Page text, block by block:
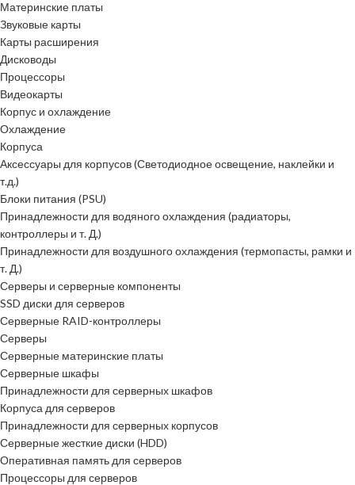
Материнские платы
Звуковые карты
Карты расширения
Дисководы
Процессоры
Видеокарты
Корпус и охлаждение
Охлаждение
Корпуса
Аксессуары для корпусов (Светодиодное освещение, наклейки и
т.д.)
Блоки питания (PSU)
Принадлежности для водяного охлаждения (радиаторы,
контроллеры и т. Д.)
Принадлежности для воздушного охлаждения (термопасты, рамки и
т. Д.)
Серверы и серверные компоненты
SSD диски для серверов
Серверные RAID-контроллеры
Серверы
Серверные материнские платы
Серверные шкафы
Принадлежности для серверных шкафов
Корпуса для серверов
Принадлежности для серверных корпусов
Серверные жесткие диски (HDD)
Оперативная память для серверов
Процессоры для серверов